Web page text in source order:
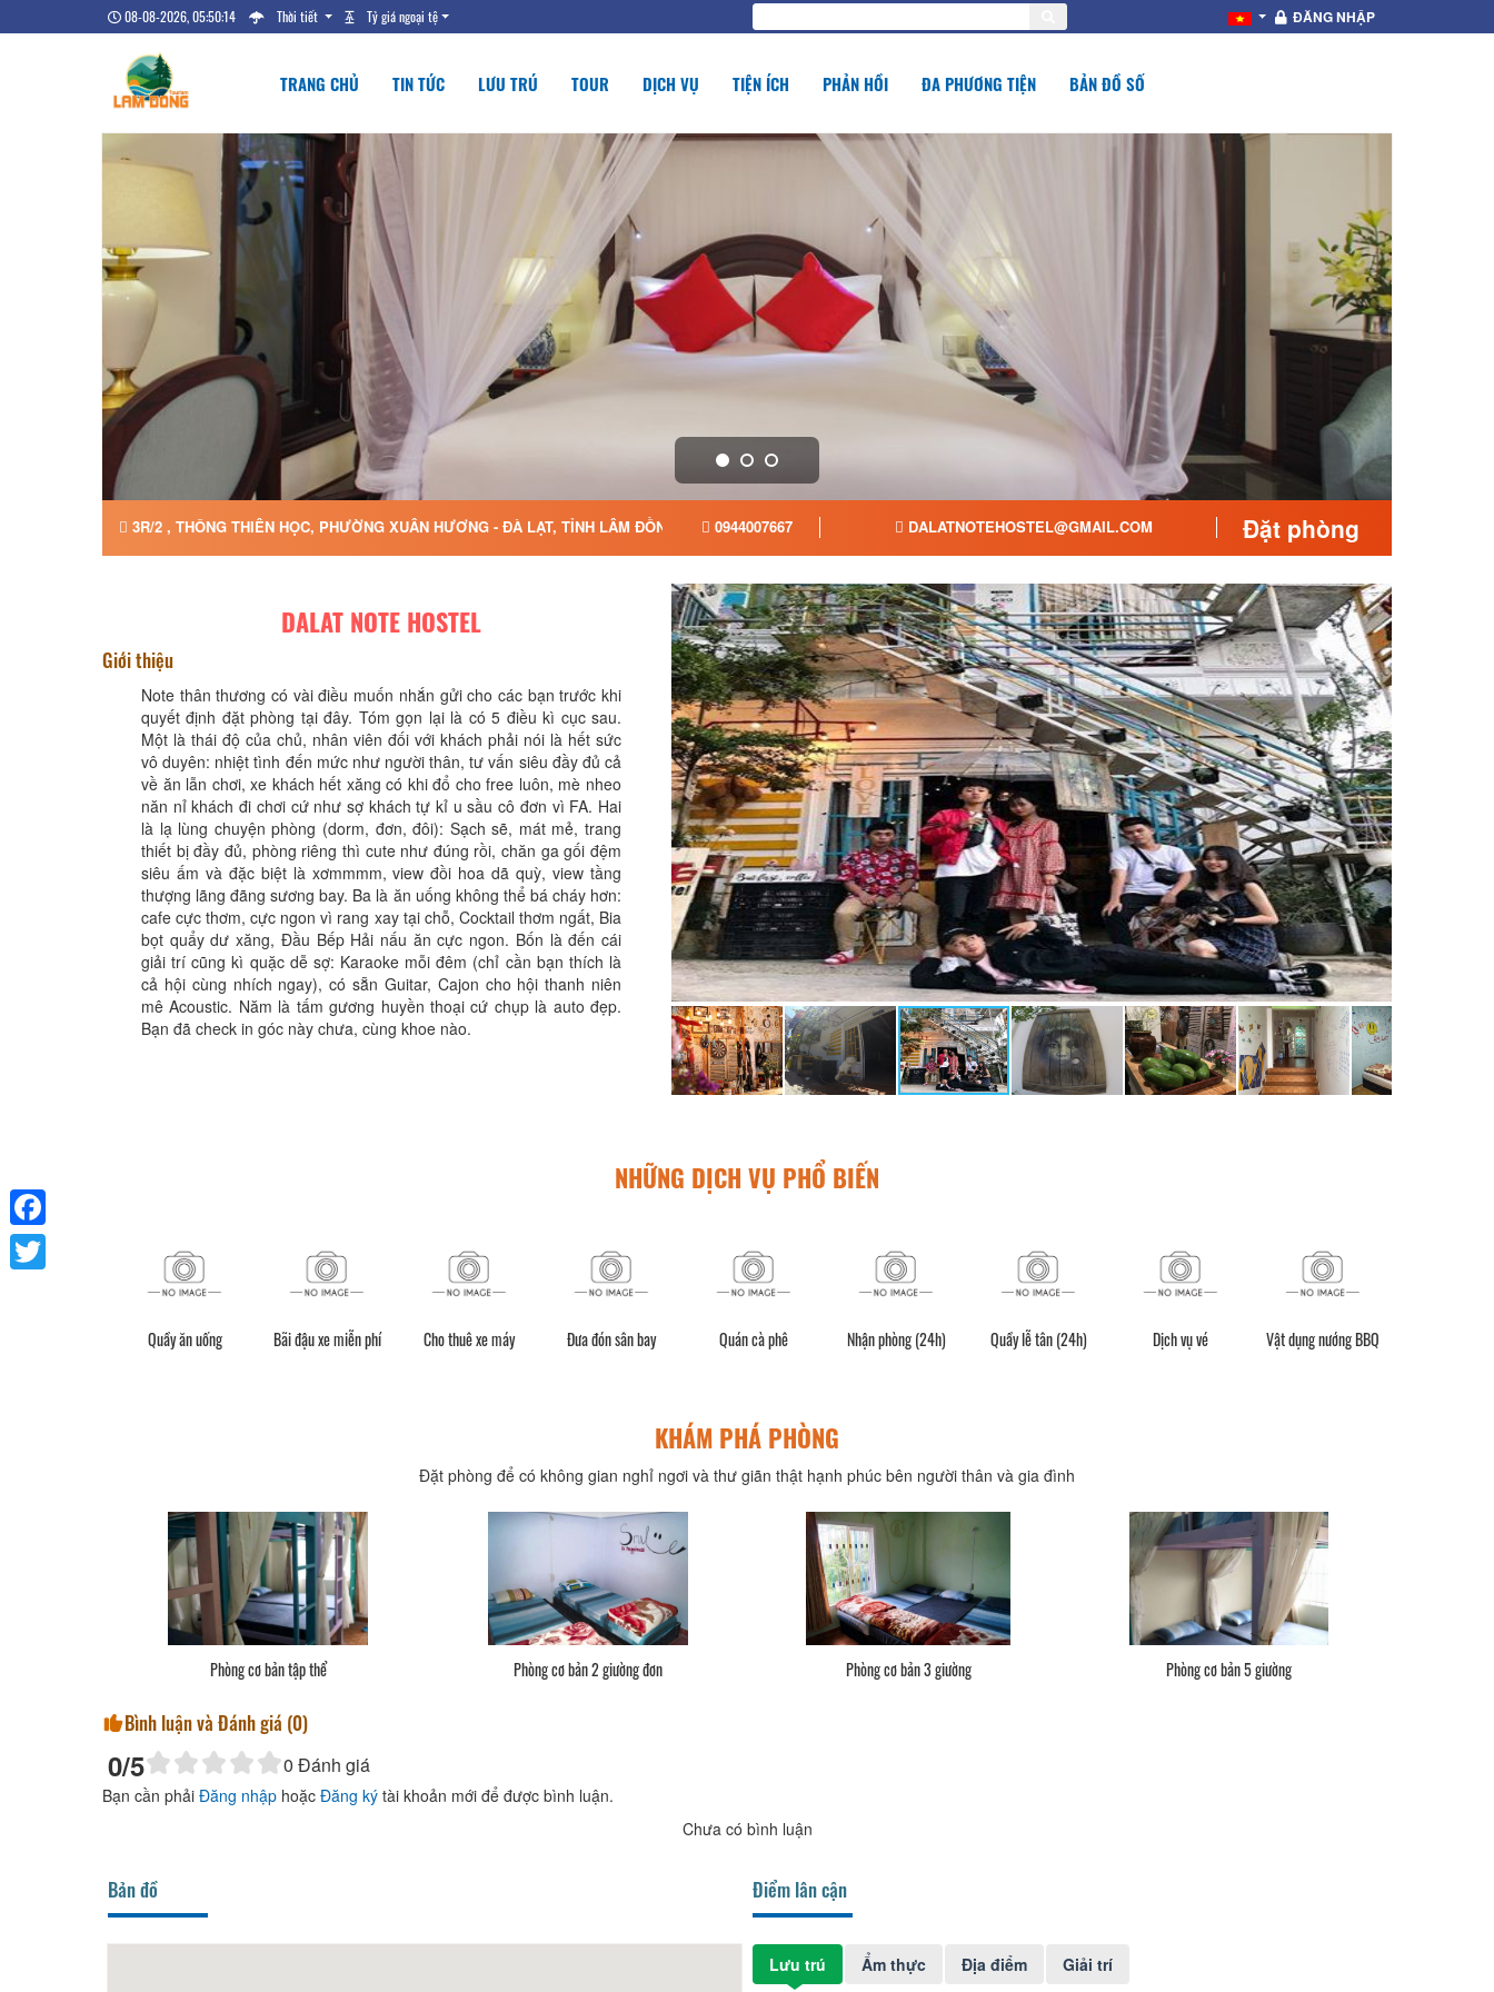
08-08-2026, 05:50:15 Thời tiết Tỷ giá ngoại tệ ĐĂNG NHẬP
TRANG CHỦ TIN TỨC LƯU TRÚ TOUR DỊCH VỤ TIỆN ÍCH PHẢN HỒI ĐA PHƯƠNG TIỆN BẢN ĐỒ SỐ
3R/2 , THÔNG THIÊN HỌC, PHƯỜNG XUÂN HƯƠNG - ĐÀ LẠT, TỈNH LÂM ĐỒNG 0944007667 DALATNOTEHOSTEL@GMAIL.COM Đặt phòng
DALAT NOTE HOSTEL
Giới thiệu
Note thân thương có vài điều muốn nhắn gửi cho các bạn trước khi
quyết định đặt phòng tại đây. Tóm gọn lại là có 5 điều kì cục sau.
Một là thái độ của chủ, nhân viên đối với khách phải nói là hết sức
vô duyên: nhiệt tình đến mức như người thân, tư vấn siêu đầy đủ cả
về ăn lẫn chơi, xe khách hết xăng có khi đổ cho free luôn, mè nheo
năn nỉ khách đi chơi cứ như sợ khách tự kỉ u sầu cô đơn vì FA. Hai
là lạ lùng chuyện phòng (dorm, đơn, đôi): Sạch sẽ, mát mẻ, trang
thiết bị đầy đủ, phòng riêng thì cute như đúng rồi, chăn ga gối đệm
siêu ấm và đặc biệt là xơmmmm, view đồi hoa dã quỳ, view tầng
thượng lãng đãng sương bay. Ba là ăn uống không thể bá cháy hơn:
cafe cực thơm, cực ngon vì rang xay tại chỗ, Cocktail thơm ngất, Bia
bọt quẩy dư xăng, Đầu Bếp Hải nấu ăn cực ngon. Bốn là đến cái
giải trí cũng kì quặc dễ sợ: Karaoke mỗi đêm (chỉ cần bạn thích là
cả hội cùng nhích ngay), có sẵn Guitar, Cajon cho hội thanh niên
mê Acoustic. Năm là tấm gương huyền thoại cứ chụp là auto đẹp.
Bạn đã check in góc này chưa, cùng khoe nào.
NHỮNG DỊCH VỤ PHỔ BIẾN
Quầy ăn uống Bãi đậu xe miễn phí Cho thuê xe máy Đưa đón sân bay Quán cà phê Nhận phòng (24h) Quầy lễ tân (24h) Dịch vụ vé Vật dụng nướng BBQ
KHÁM PHÁ PHÒNG
Đặt phòng để có không gian nghỉ ngơi và thư giãn thật hạnh phúc bên người thân và gia đình
Phòng cơ bản tập thể Phòng cơ bản 2 giường đơn Phòng cơ bản 3 giường Phòng cơ bản 5 giường
Bình luận và Đánh giá (0)
0/5 0 Đánh giá
Bạn cần phải Đăng nhập hoặc Đăng ký tài khoản mới để được bình luận.
Chưa có bình luận
Bản đồ Điểm lân cận
Lưu trú Ẩm thực Địa điểm Giải trí
Facebook